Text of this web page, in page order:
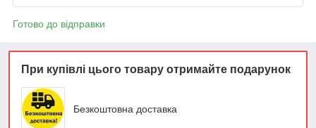
Готово до відправки
При купівлі цього товару отримайте подарунок
Безкоштовна доставка